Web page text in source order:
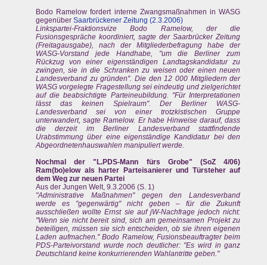
Bodo Ramelow fordert interne Zwangsmaßnahmen in WASG
gegenüber Saarbrückener Zeitung (2.3.2006)
Linkspartei-Fraktionsvize Bodo Ramelow, der die
Fusionsgespräche koordiniert, sagte der Saarbrücker Zeitung
(Freitagausgabe), nach der Mitgliederbefragung habe der
WASG-Vorstand jede Handhabe, "um die Berliner zum
Rückzug von einer eigenständigen Landtagskandidatur zu
zwingen, sie in die Schranken zu weisen oder einen neuen
Landesverband zu gründen". Die den 12 000 Mitgliedern der
WASG vorgelegte Fragestellung sei eindeutig und zielgerichtet
auf die beabsichtigte Parteineubildung. "Für Interpretationen
lässt das keinen Spielraum". Der Berliner WASG-
Landesverband sei von einer trotzkistischen Gruppe
unterwandert, sagte Ramelow. Er habe Hinweise darauf, dass
die derzeit im Berliner Landesverband stattfindende
Urabstimmung über eine eigenständige Kandidatur bei den
Abgeordnetenhauswahlen manipuliert werde.
Nochmal der "L.PDS-Mann fürs Grobe" (SoZ 4/06)
Ram(bo)elow als harter Parteisanierer und Türsteher auf
dem Weg zur neuen Partei
Aus der Jungen Welt, 9.3.2006 (S. 1)
"Administrative Maßnahmen" gegen den Landesverband
werde es "gegenwärtig" nicht geben – für die Zukunft
ausschließen wollte Ernst sie auf jW-Nachfrage jedoch nicht:
"Wenn sie nicht bereit sind, sich am gemeinsamen Projekt zu
beteiligen, müssen sie sich entscheiden, ob sie ihren eigenen
Laden aufmachen." Bodo Ramelow, Fusionsbeauftragter beim
PDS-Parteivorstand wurde noch deutlicher: "Es wird in ganz
Deutschland keine konkurrierenden Wahlantritte geben."